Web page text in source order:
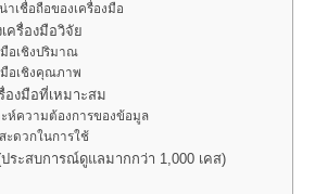
าเชื่อถือของเครื่องมือ
ครื่องมือวิจัย
มือเชิงปริมาณ
มือเชิงคุณภาพ
องมือที่เหมาะสม
ะห์ความต้องการของข้อมูล
ะดวกในการใช้
ระสบการณ์ดูแลมากกว่า 1,000 เคส)